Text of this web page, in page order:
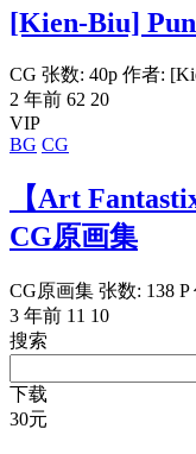
[Kien-Biu]
CG 张数: 40p 作者:
2 年前 62 20
VIP
BG CG
【Art
CG原画集
CG原画集 张数: 138 P
3 年前 11 10
搜索
下载
30元